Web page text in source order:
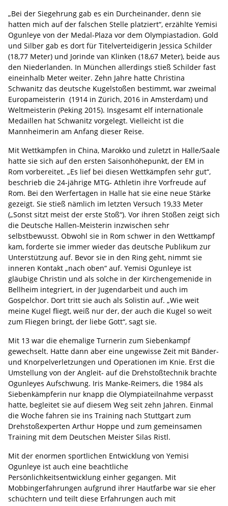
„Bei der Siegehrung gab es ein Durcheinander, denn sie
hatten mich auf der falschen Stelle platziert“, erzählte Yemisi
Ogunleye von der Medal-Plaza vor dem Olympiastadion. Gold
und Silber gab es dort für Titelverteidigerin Jessica Schilder
(18,77 Meter) und Jorinde van Klinken (18,67 Meter), beide aus
den Niederlanden. In München allerdings stieß Schilder fast
eineinhalb Meter weiter. Zehn Jahre hatte Christina
Schwanitz das deutsche Kugelstoßen bestimmt, war zweimal
Europameisterin (1914 in Zürich, 2016 in Amsterdam) und
Weltmeisterin (Peking 2015). Insgesamt elf internationale
Medaillen hat Schwanitz vorgelegt. Vielleicht ist die
Mannheimerin am Anfang dieser Reise.
Mit Wettkämpfen in China, Marokko und zuletzt in Halle/Saale
hatte sie sich auf den ersten Saisonhöhepunkt, der EM in
Rom vorbereitet. „Es lief bei diesen Wettkämpfen sehr gut“,
beschrieb die 24-jährige MTG- Athletin ihre Vorfreude auf
Rom. Bei den Werfertagen in Halle hat sie eine neue Stärke
gezeigt. Sie stieß nämlich im letzten Versuch 19,33 Meter
(„Sonst sitzt meist der erste Stoß“). Vor ihren Stößen zeigt sich
die Deutsche Hallen-Meisterin inzwischen sehr
selbstbewusst. Obwohl sie in Rom schwer in den Wettkampf
kam, forderte sie immer wieder das deutsche Publikum zur
Unterstützung auf. Bevor sie in den Ring geht, nimmt sie
inneren Kontakt „nach oben“ auf. Yemisi Ogunleye ist
gläubige Christin und als solche in der Kirchengemenide in
Bellheim integriert, in der Jugendarbeit und auch im
Gospelchor. Dort tritt sie auch als Solistin auf. „Wie weit
meine Kugel fliegt, weiß nur der, der auch die Kugel so weit
zum Fliegen bringt, der liebe Gott“, sagt sie.
Mit 13 war die ehemalige Turnerin zum Siebenkampf
gewechselt. Hatte dann aber eine ungewisse Zeit mit Bänder-
und Knorpelverletzungen und Operationen im Knie. Erst die
Umstellung von der Angleit- auf die Drehstoßtechnik brachte
Ogunleyes Aufschwung. Iris Manke-Reimers, die 1984 als
Siebenkämpferin nur knapp die Olympiateilnahme verpasst
hatte, begleitet sie auf diesem Weg seit zehn Jahren. Einmal
die Woche fahren sie ins Training nach Stuttgart zum
Drehstoßexperten Arthur Hoppe und zum gemeinsamen
Training mit dem Deutschen Meister Silas Ristl.
Mit der enormen sportlichen Entwicklung von Yemisi
Ogunleye ist auch eine beachtliche
Persönlichkeitsentwicklung einher gegangen. Mit
Mobbingerfahrungen aufgrund ihrer Hautfarbe war sie eher
schüchtern und teilt diese Erfahrungen auch mit